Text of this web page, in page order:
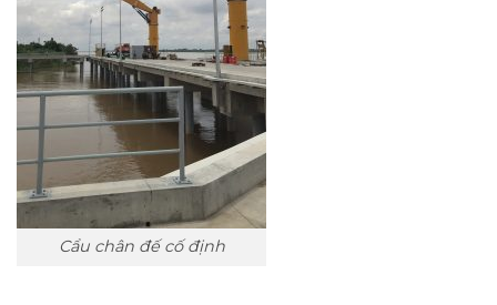
Cẩu chân đế cố định